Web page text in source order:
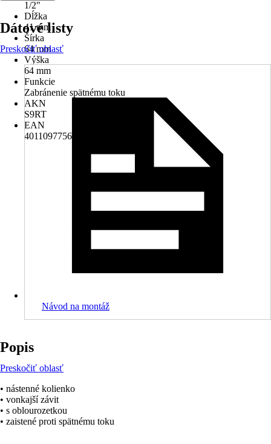
1/2"
Dĺžka
41 mm
Šírka
64 mm
Výška
64 mm
Funkcie
Zabránenie spätnému toku
AKN
S9RT
EAN
4011097756875
Dátové listy
Preskočiť oblasť
Návod na montáž
Popis
Preskočiť oblasť
• nástenné kolienko
• vonkajší závit
• s oblourozetkou
• zaistené proti spätnému toku